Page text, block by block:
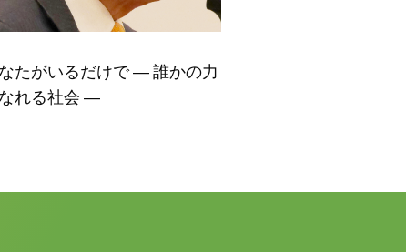
たがいるだけで ― 誰かの力
れる社会 ―